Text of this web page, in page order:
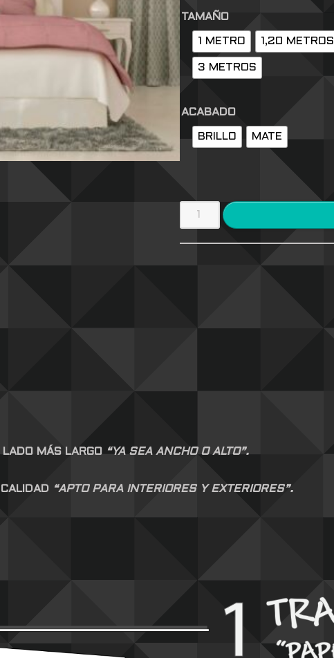
TAMAÑO
1 METRO 1,20 METROS
3 METROS
ACABADO
BRILLO MATE
LADO MÁS LARGO“YA SEA ANCHO O ALTO”.
“APTO PARA INTERIORES Y EXTERIORES”.